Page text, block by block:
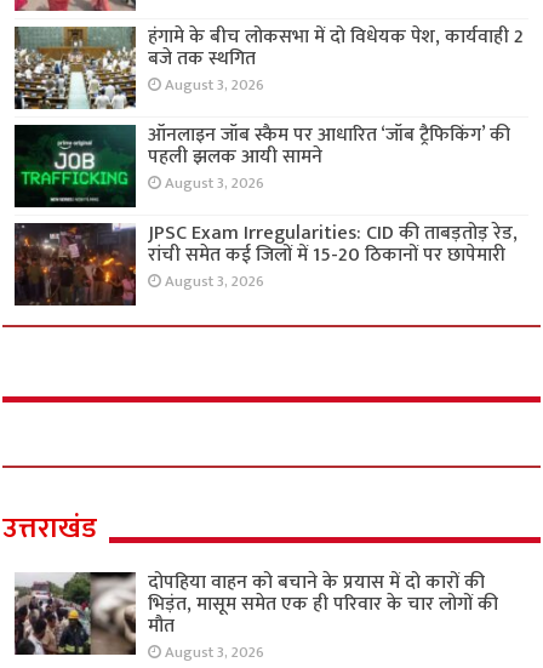
हंगामे के बीच लोकसभा में दो विधेयक पेश, कार्यवाही 2
बजे तक स्थगित
August 3, 2026
ऑनलाइन जॉब स्कैम पर आधारित ‘जॉब ट्रैफिकिंग’ की
पहली झलक आयी सामने
August 3, 2026
JPSC Exam Irregularities: CID की ताबड़तोड़ रेड,
रांची समेत कई जिलों में 15-20 ठिकानों पर छापेमारी
August 3, 2026
उत्तराखंड
दोपहिया वाहन को बचाने के प्रयास में दो कारों की
भिड़ंत, मासूम समेत एक ही परिवार के चार लोगों की
मौत
August 3, 2026